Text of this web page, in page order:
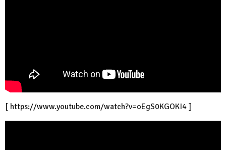
[ https://www.youtube.com/watch?v=oEgS0KGOKI4 ]